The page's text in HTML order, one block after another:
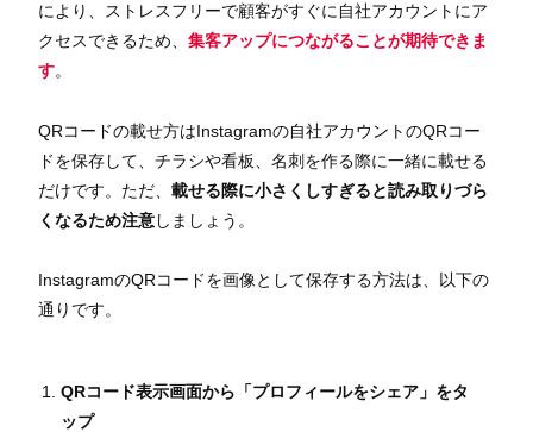
により、ストレスフリーで顧客がすぐに自社アカウントにア
クセスできるため、 集客アップにつながることが期待できま
す。
QRコードの載せ方はInstagramの自社アカウントのQRコー
ドを保存して、チラシや看板、名刺を作る際に一緒に載せる
だけです。ただ、 載せる際に小さくしすぎると読み取りづら
くなるため注意しましょう。
InstagramのQRコードを画像として保存する方法は、以下の
通りです。
QRコード表示画面から「プロフィールをシェア」をタ
ップ